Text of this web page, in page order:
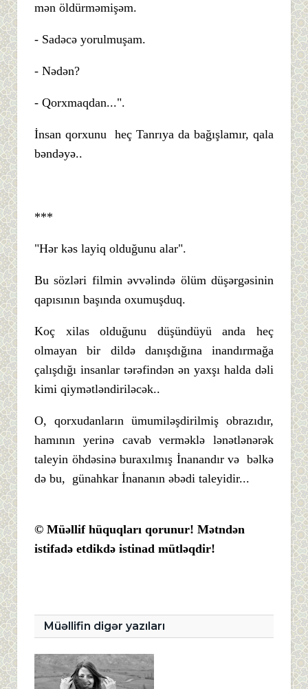
mən öldürməmişəm.
- Sadəcə yorulmuşam.
- Nədən?
- Qorxmaqdan...".
İnsan qorxunu heç Tanrıya da bağışlamır, qala
bəndəyə..
***
"Hər kəs layiq olduğunu alar".
Bu sözləri filmin əvvəlində ölüm düşərgəsinin
qapısının başında oxumuşduq.
Koç xilas olduğunu düşündüyü anda heç
olmayan bir dildə danışdığına inandırmağa
çalışdığı insanlar tərəfindən ən yaxşı halda dəli
kimi qiymətləndiriləcək..
O, qorxudanların ümumiləşdirilmiş obrazıdır,
hamının yerinə cavab verməklə lənətlənərək
taleyin öhdəsinə buraxılmış İnanandır və bəlkə
də bu, günahkar İnananın əbədi taleyidir...
© Müəllif hüquqları qorunur! Mətndən
istifadə etdikdə istinad mütləqdir!
Müəllifin digər yazıları